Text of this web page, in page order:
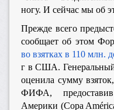
ногу. И сейчас мы об
Прежде всего
сообщает об этом
во взятках в 110 млн.
г в США.
оценила сумму
ФИФА,
Америки (Copa